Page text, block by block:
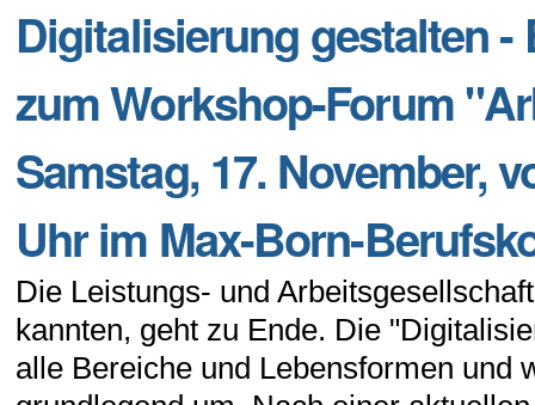
Digitalisierung gestalten -
zum Workshop-Forum
Samstag, 17. November,
Uhr im Max-Born-
Die Leistungs- und
kannten, geht zu Ende. Die
alle Bereiche und Lebensformen und